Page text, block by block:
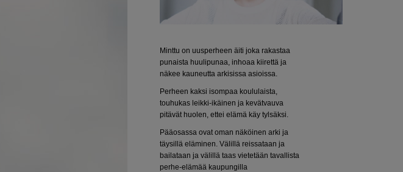
Minttu on uusperheen äiti joka rakastaa
punaista huulipunaa, inhoaa kiirettä ja
näkee kauneutta arkisissa asioissa.
Perheen kaksi isompaa koululaista,
touhukas leikki-ikäinen ja kevätvauva
pitävät huolen, ettei elämä käy tylsäksi.
Pääosassa ovat oman näköinen arki ja
täysillä eläminen. Välillä reissataan ja
bailataan ja välillä taas vietetään tavallista
perhe-elämää kaupungilla